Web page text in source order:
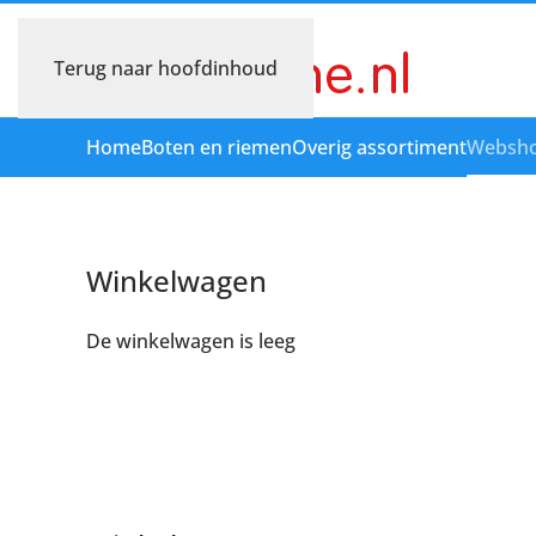
Terug naar hoofdinhoud
HomeBoten en riemenOverig assortiment
Winkelwagen
De winkelwagen is leeg